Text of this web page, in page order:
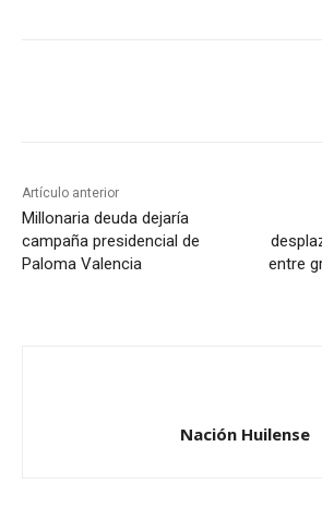
Artículo anterior
Millonaria deuda dejaría
campaña presidencial de
Paloma Valencia
entre
Nación Huilense